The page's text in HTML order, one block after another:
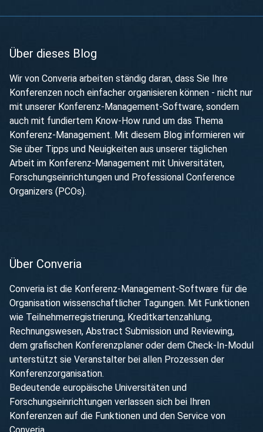
Über dieses Blog
Wir von Converia arbeiten ständig daran, dass Sie Ihre
Konferenzen noch einfacher organisieren können - nicht nur
mit unserer Konferenz-Management-Software, sondern
auch mit fundiertem Know-How rund um das Thema
Konferenz-Management. Mit diesem Blog informieren wir
Sie über Tipps und Neuigkeiten aus unserer täglichen
Arbeit im Konferenz-Management mit Universitäten,
Forschungseinrichtungen und Professional Conference
Organizers (PCOs).
Über Converia
Converia ist die Konferenz-Management-Software für die
Organisation wissenschaftlicher Tagungen. Mit Funktionen
wie Teilnehmerregistrierung, Kreditkartenzahlung,
Rechnungswesen, Abstract Submission und Reviewing,
dem grafischen Konferenzplaner oder dem Check-In-Modul
unterstützt sie Veranstalter bei allen Prozessen der
Konferenzorganisation.
Bedeutende europäische Universitäten und
Forschungseinrichtungen verlassen sich bei Ihren
Konferenzen auf die Funktionen und den Service von